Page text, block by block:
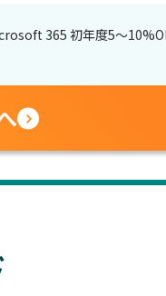
365 初年度5〜